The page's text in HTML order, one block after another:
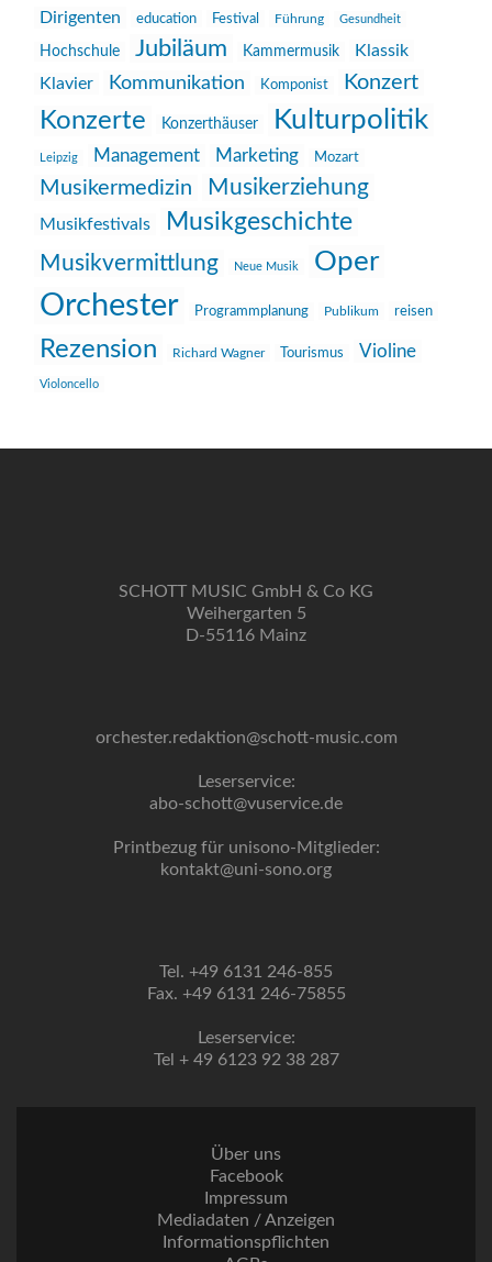
Dirigenten education Festival Führung Gesundheit
Hochschule Jubiläum Kammermusik
Klassik
Klavier
Kommunikation Komponist Konzert
Konzerte Konzerthäuser Kulturpolitik
Leipzig Management Marketing Mozart
Musikermedizin Musikerziehung
Musikfestivals Musikgeschichte
Musikvermittlung Neue Musik Oper
Orchester Programmplanung Publikum reisen
Rezension Richard Wagner Tourismus Violine
Violoncello
SCHOTT MUSIC GmbH & Co KG
Weihergarten 5
D-55116 Mainz
orchester.redaktion@schott-music.com
Leserservice:
abo-schott@vuservice.de
Printbezug für unisono-Mitglieder:
kontakt@uni-sono.org
Tel. +49 6131 246-855
Fax. +49 6131 246-75855
Leserservice:
Tel + 49 6123 92 38 287
Über uns
Facebook
Impressum
Mediadaten / Anzeigen
Informationspflichten